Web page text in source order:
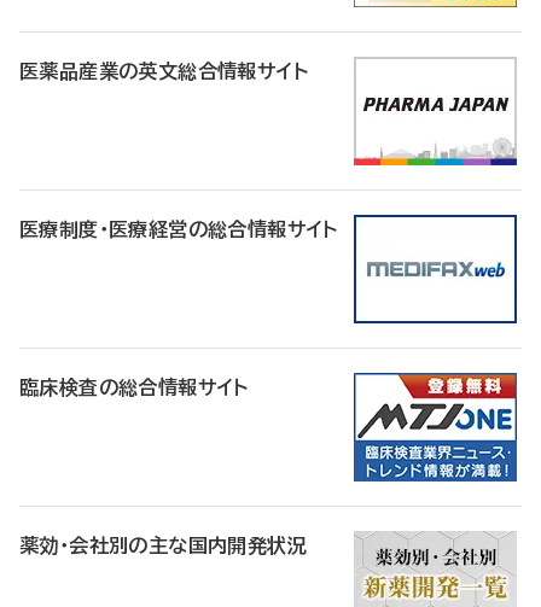
医薬品産業の英文総合情報サイト
医療制度・医療経営の総合情報サイト
臨床検査の総合情報サイト
薬効・会社別の主な国内開発状況